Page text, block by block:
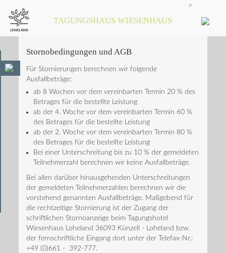
TAGUNGSHAUS WIESENHAUS
>
Stornobedingungen und AGB
Für Stornierungen berechnen wir folgende
Ausfallbeträge:
ab 8 Wochen vor dem vereinbarten Termin 20 % des
Betrages für die bestellte Leistung
ab der 4. Woche vor dem vereinbarten Termin 60 %
des Betrages für die bestellte Leistung
ab der 2. Woche vor dem vereinbarten Termin 80 %
des Betrages für die bestellte Leistung
Bei einer Unterschreitung bis zu 10 % der gemeldeten
Teilnehmerzahl berechnen wir keine Ausfallbeträge.
Bei allen darüber hinausgehenden Unterschreitungen
der gemeldeten Teilnehmerzahlen berechnen wir die
vorstehend genannten Ausfallbeträge. Maßgebend für
die rechtzeitige Stornierung ist der Zugang der
schriftlichen Stornoanzeige beim Tagungshotel
Wiesenhaus Loheland 36093 Künzell - Loheland bzw.
der fernschriftliche Eingang dort unter der Telefax-Nr.:
+49 (0)661 - 392-777.